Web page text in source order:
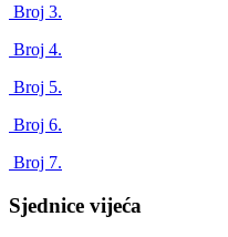
Broj 3.
Broj 4.
Broj 5.
Broj 6.
Broj 7.
Sjednice vijeća